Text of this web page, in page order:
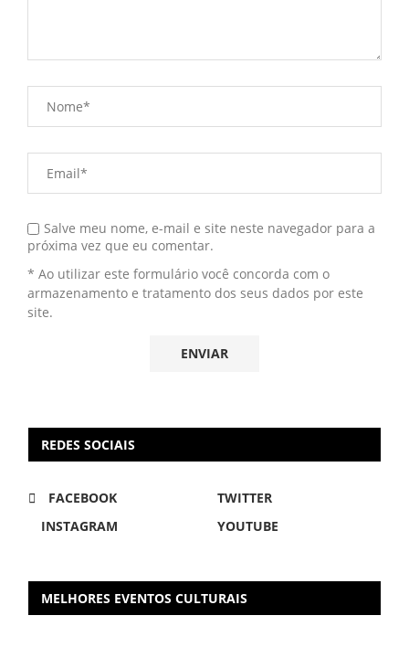
Salve meu nome, e-mail e site neste navegador para a
próxima vez que eu comentar.
* Ao utilizar este formulário você concorda com o
armazenamento e tratamento dos seus dados por este
site.
REDES SOCIAIS
FACEBOOK
TWITTER
INSTAGRAM
YOUTUBE
MELHORES EVENTOS CULTURAIS